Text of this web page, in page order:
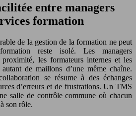
entre managers
formation
de la gestion de la formation ne peut
reste isolé. Les managers
les formateurs internes et les
de maillons d’une même chaîne.
se résume à des échanges
d’erreurs et de frustrations. Un TMS
salle de contrôle commune où chacun
son rôle.